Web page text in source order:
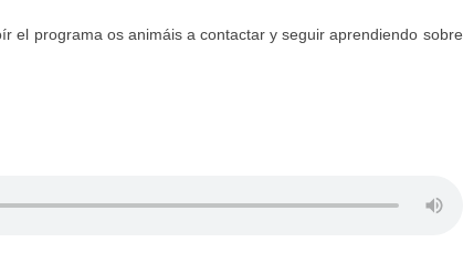
el programa os animáis a contactar y seguir aprendiendo sobre